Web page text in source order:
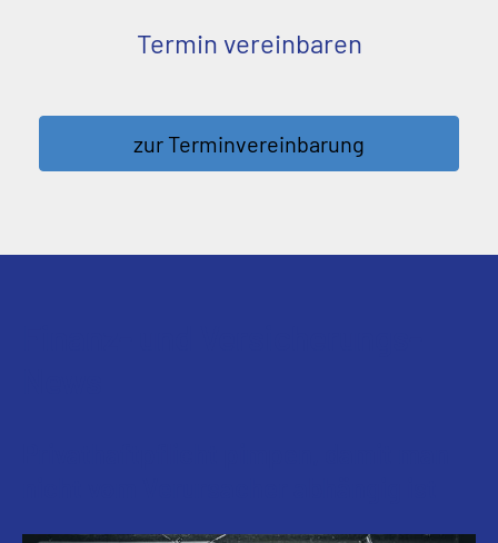
Termin ver­ein­baren
zur Terminvereinbarung